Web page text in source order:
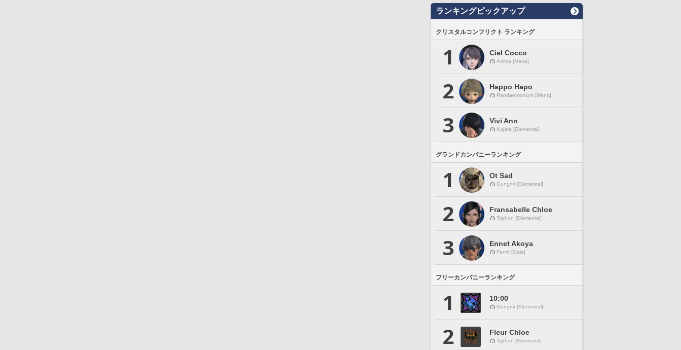
ランキングピックアップ
クリスタルコンフリクト ランキング
1 Ciel Cocco
Anima [Mana]
2 Happo Hapo
Pandaemonium [Mana]
3 Vivi Ann
Kujata [Elemental]
グランドカンパニーランキング
1 Ot Sad
Gungnir [Elemental]
2 Fransabelle Chloe
Typhon [Elemental]
3 Ennet Akoya
Fenrir [Gaia]
フリーカンパニーランキング
1 10:00
Gungnir [Elemental]
2 Fleur Chloe
Typhon [Elemental]